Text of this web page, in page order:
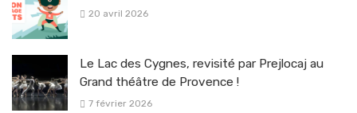
20 avril 2026
Le Lac des Cygnes, revisité par Prejlocaj au
Grand théâtre de Provence !
7 février 2026